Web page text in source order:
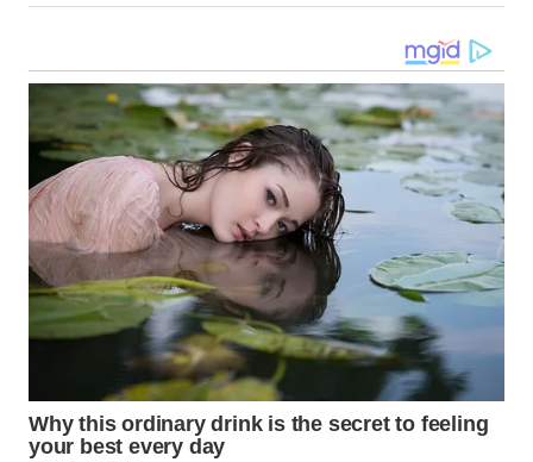
WN
DANAU
TOBA
WN
NIAS
WN
LANGKAT
WN
TAPANULI
SELATAN